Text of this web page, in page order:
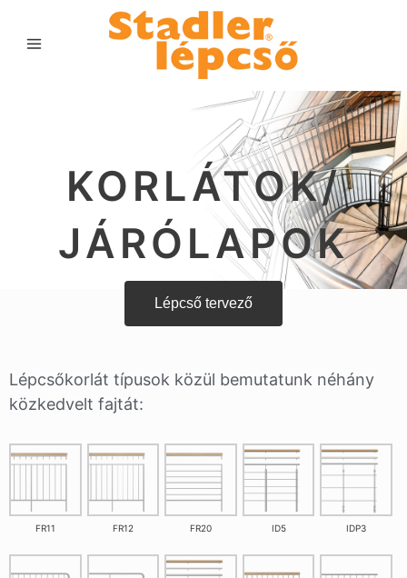
KORLÁTOK/
JÁRÓLAPOK
Lépcső tervező
Lépcsőkorlát típusok közül bemutatunk néhány
közkedvelt fajtát:
FR11 FR12 FR20 ID5 IDP3